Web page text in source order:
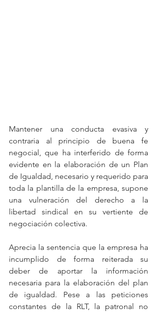
Mantener una conducta evasiva y
contraria al principio de buena fe
negocial, que ha interferido de forma
evidente en la elaboración de un Plan
de Igualdad, necesario y requerido para
toda la plantilla de la empresa, supone
una vulneración del derecho a la
libertad sindical en su vertiente de
negociación colectiva.
Aprecia la sentencia que la empresa ha
incumplido de forma reiterada su
deber de aportar la información
necesaria para la elaboración del plan
de igualdad. Pese a las peticiones
constantes de la RLT, la patronal no